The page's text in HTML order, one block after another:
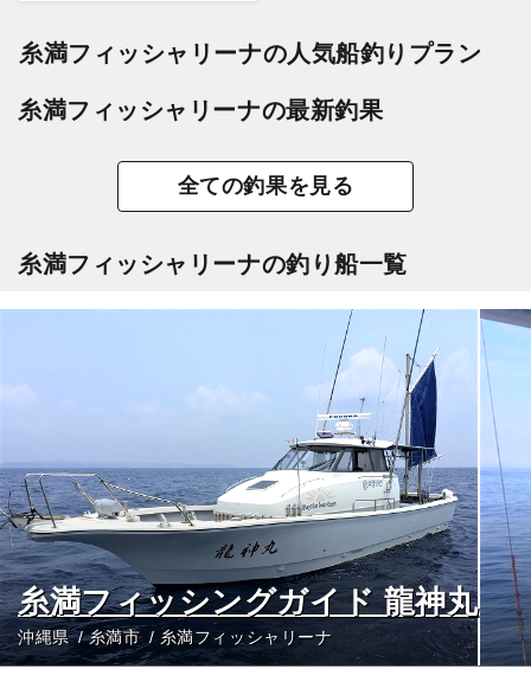
糸満フィッシャリーナの人気船釣りプラン
糸満フィッシャリーナの最新釣果
全ての釣果を見る
糸満フィッシャリーナの釣り船一覧
糸満フィッシングガイド 龍神丸
沖縄県 糸満市 糸満フィッシャリーナ